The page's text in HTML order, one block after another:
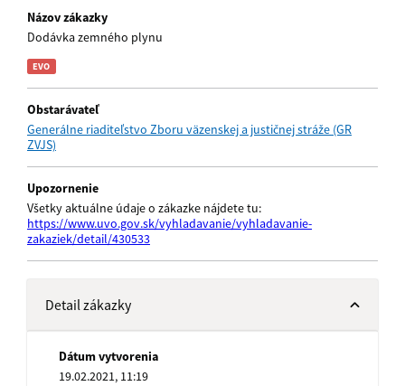
Názov zákazky
Dodávka zemného plynu
name
Obstarávateľ
Generálne riaditeľstvo Zboru väzenskej a justičnej stráže (GR
ZVJS)
Upozornenie
Všetky aktuálne údaje o zákazke nájdete tu:
https://www.uvo.gov.sk/vyhladavanie/vyhladavanie-
zakaziek/detail/430533
Detail zákazky
Dátum vytvorenia
19.02.2021, 11:19